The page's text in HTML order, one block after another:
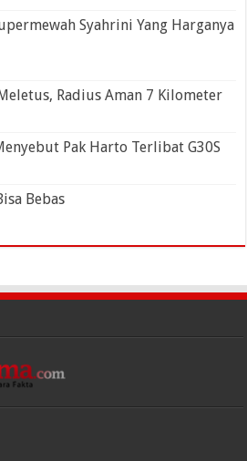
Syahrini Yang Harganya
Radius Aman 7 Kilometer
Pak Harto Terlibat G30S
Bebas